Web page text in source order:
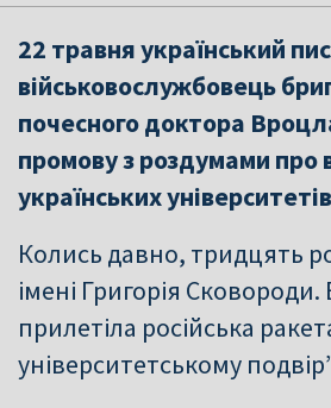
22 травня український
військовослужбовець
почесного доктора
промову з роздумами про
українських
Колись давно, тридцять
імені Григорія
прилетіла російська
університетському